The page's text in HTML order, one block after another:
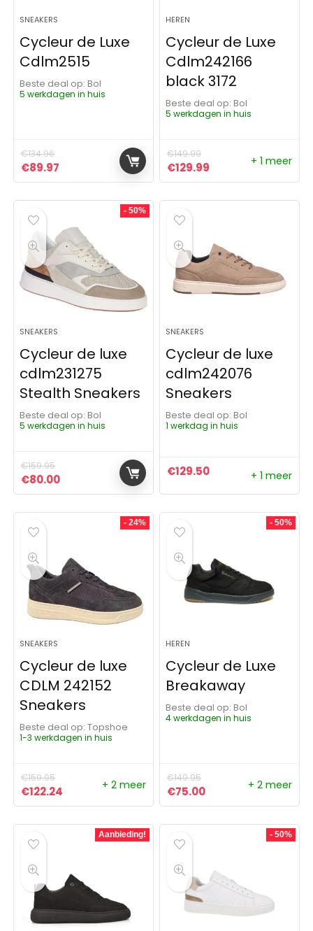
SNEAKERS
Cycleur de Luxe
Cdlm2515
Beste deal op:
Bol
5 werkdagen in huis
€134.96
Oorspronkelijke prijs was: €134.96.
€89.97 Huidige prijs is: €89.97.
HEREN
Cycleur de Luxe
Cdlm242166
black 3172
Beste deal op:
Bol
5 werkdagen in huis
€149.99
Oorspronkelijke prijs was:
€129.99 Huidige prijs is:
+ 1 meer
- 50%
SNEAKERS
Cycleur de luxe
cdlm231275
Stealth Sneakers
Beste deal op:
Bol
5 werkdagen in huis
€159.95
Oorspronkelijke prijs was: €159.95.
€80.00Huidige prijs is: €80.00.
SNEAKERS
Cycleur de luxe
cdlm242076
Sneakers
Beste deal op:
Bol
1 werkdag in huis
€129.50 + 1 meer
- 24%
SNEAKERS
Cycleur de luxe
CDLM 242152
Sneakers
Beste deal op:
Topshoe
1-3 werkdagen in huis
€159.95
Oorspronkelijke prijs was: €159.95.
€122.24 Huidige prijs is: €122.24.
+ 2 meer
- 50%
HEREN
Cycleur de Luxe
Breakaway
Beste deal op:
Bol
4 werkdagen in huis
€149.95
Oorspronkelijke prijs was:
€75.00Huidige prijs is:
+ 2 meer
Aanbieding! - 50%